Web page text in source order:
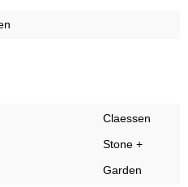
Claessen
Stone +
Garden